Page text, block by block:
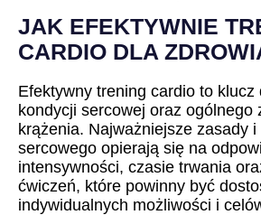
JAK EFEKTYWNIE
CARDIO DLA
Efektywny trening cardio to klucz
kondycji sercowej oraz ogólnego
krążenia. Najważniejsze zasady
sercowego opierają się na
intensywności, czasie trwania
ćwiczeń, które powinny być
indywidualnych możliwości i